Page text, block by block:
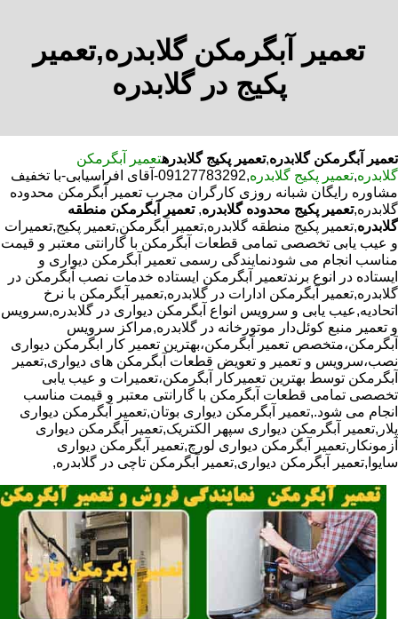
تعمیر آبگرمکن گلابدره,تعمیر
پکیج در گلابدره
تعمیر آبگرمکن گلابدره,تعمیر پکیج گلابدرهتعمیر آبگرمکن
گلابدره,تعمیر پکیج گلابدره
,09127783292-آقای افراسیابی-با تخفیف
مشاوره رایگان شبانه روزی کارگران مجرب تعمیر آبگرمکن محدوده
گلابدره,تعمیر پکیج محدوده گلابدره, تعمیر آبگرمکن منطقه
گلابدره,تعمیر پکیج منطقه گلابدره,تعمیر آبگرمکن,تعمیر پکیج,تعمیرات
و عیب یابی تخصصی تمامی قطعات آبگرمکن با گارانتی معتبر و قیمت
مناسب انجام می شودنمایندگی رسمی تعمیر آبگرمکن دیواری و
ایستاده در انوع برندتعمیر آبگرمکن ایستاده خدمات نصب آبگرمکن در
گلابدره,تعمیر آبگرمکن ادارات در گلابدره,تعمیر آبگرمکن با نرخ
اتحادیه,عیب یابی و سرویس انواع آبگرمکن دیواری در گلابدره,سرویس
و تعمیر منبع کوئل‌دار موتورخانه در گلابدره,مراکز سرویس
آبگرمکن،متخصص تعمیر آبگرمکن،بهترین تعمیر کار ابگرمکن دیواری
نصب،سرویس و تعمیر و تعویض قطعات آبگرمکن های دیواری,تعمیر
آبگرمکن توسط بهترین تعمیرکار آبگرمکن،تعمیرات و عیب یابی
تخصصی تمامی قطعات آبگرمکن با گارانتی معتبر و قیمت مناسب
انجام می شود.,تعمیر آبگرمکن دیواری بوتان,تعمیر آبگرمکن دیواری
پلار,تعمیر آبگرمکن دیواری سپهر الکتریک,تعمیر آبگرمکن دیواری
آزمونکار,تعمیر آبگرمکن دیواری لورچ,تعمیر آبگرمکن دیواری
سایوا,تعمیر آبگرمکن دیواری,تعمیر آبگرمکن تاچی در گلابدره,